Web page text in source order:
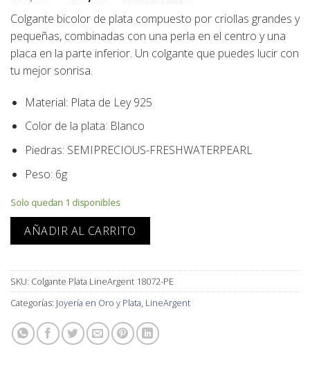
precio
original
era:
79,00€.
precio
actual
es:
75,00€.
Colgante bicolor de plata compuesto por criollas grandes y
pequeñas, combinadas con una perla en el centro y una
placa en la parte inferior. Un colgante que puedes lucir con
tu mejor sonrisa.
Material: Plata de Ley 925
Color de la plata: Blanco
Piedras: SEMIPRECIOUS-FRESHWATERPEARL
Peso: 6g
Solo quedan 1 disponibles
AÑADIR AL CARRITO
SKU: Colgante Plata LineArgent 18072-PE
Categorías: Joyería en Oro y Plata, LineArgent